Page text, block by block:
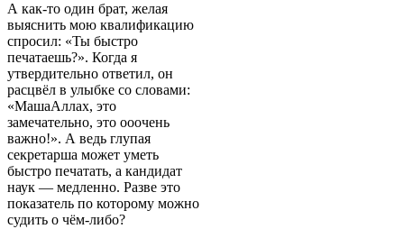
А как-то один брат, желая
выяснить мою квалификацию
спросил: «Ты быстро
печатаешь?». Когда я
утвердительно ответил, он
расцвёл в улыбке со словами:
«МашаАллах, это
замечательно, это ооочень
важно!». А ведь глупая
секретарша может уметь
быстро печатать, а кандидат
наук — медленно. Разве это
показатель по которому можно
судить о чём-либо?